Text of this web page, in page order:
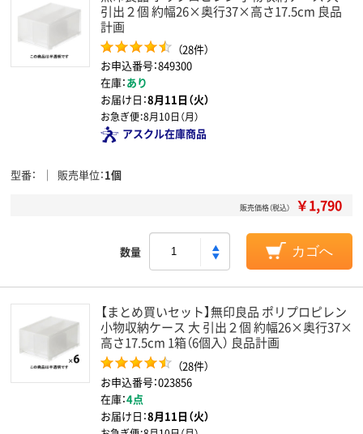
引出２個 約幅26×奥行37×高さ17.5cm 良品
計画
（28件）
お申込番号：849300
在庫：あり
お届け日：8月11日（火）
お急ぎ便：8月10日（月）
アスクル在庫商品
型番 販売単位 1個
販売価格（税込） ￥1,790
数量 カゴへ
【まとめ買いセット】無印良品 ポリプロピレン
小物収納ケース 大 引出２個 約幅26×奥行37×
高さ17.5cm 1箱（6個入） 良品計画
（28件）
お申込番号：023856
在庫：4点
お届け日：8月11日（火）